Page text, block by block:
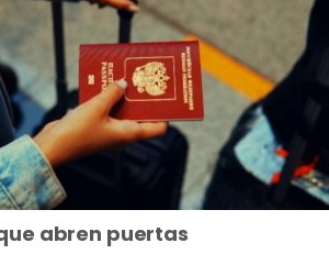
abren puertas